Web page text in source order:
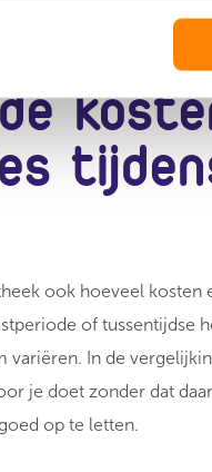
adviseurs.
ook hoeveel
of tussentijdse
In de
je doet zonder dat
op te letten.